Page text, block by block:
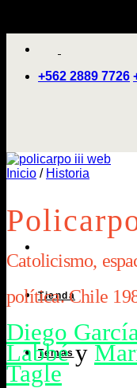
+562 2889 7726
Tienda
Temas
Inicio / Historia
Catolicismo,
política. Chile
Diego García
Labbéy
Tagle